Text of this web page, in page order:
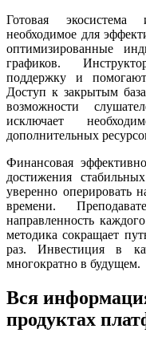
Готовая экосистема
необходимое для
оптимизированные
графиков.
поддержку и
Доступ к закрытым
возможности
исключает
дополнительных
Финансовая
достижения
уверенно оперировать
времени.
направленность
методика сокращает
раз. Инвестиция в
многократно в будущем.
Вся
продуктах